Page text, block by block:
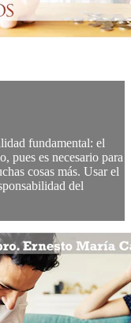
fundamental: el
pues es necesario para
cosas más. Usar el
del